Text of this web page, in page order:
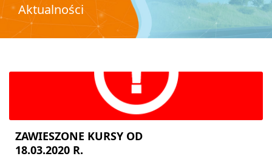
Aktualności
ZAWIESZONE KURSY OD
18.03.2020 R.